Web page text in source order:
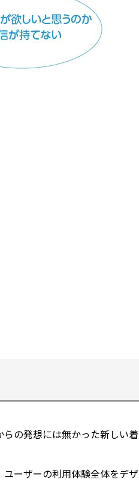
の発想には無かった新しい着
ーザーの利用体験全体をデザ